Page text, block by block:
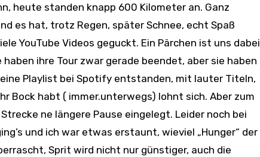
heute standen knapp 600 Kilometer an. Ganz
es hat, trotz Regen, später Schnee, echt Spaß
YouTube Videos geguckt. Ein Pärchen ist uns dabei
ihre Tour zwar gerade beendet, aber sie haben
Playlist bei Spotify entstanden, mit lauter Titeln,
Bock habt ( immer.unterwegs) lohnt sich. Aber zum
ne längere Pause eingelegt. Leider noch bei
und ich war etwas erstaunt, wieviel „Hunger“ der
Sprit wird nicht nur günstiger, auch die